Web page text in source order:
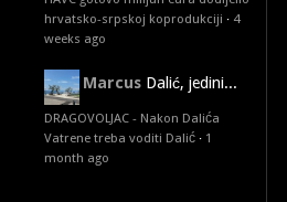
hrvatsko-srpskoj koprodukciji · 4
weeks ago
Marcus Dalić, jedini...
DRAGOVOLJAC - Nakon Dalića
Vatrene treba voditi Dalić · 1
month ago